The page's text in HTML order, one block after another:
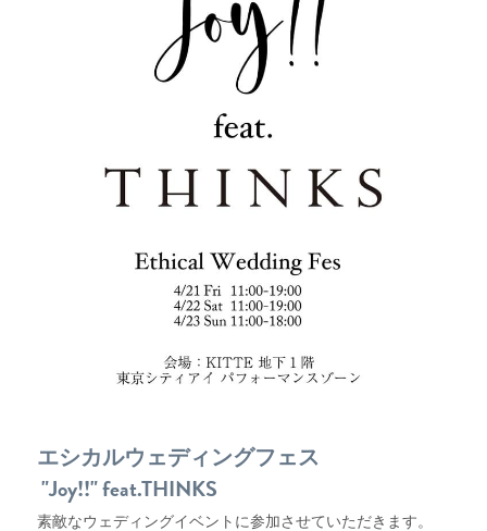
エシカルウェディングフェス
"Joy!!" feat.THINKS
素敵なウェディングイベントに参加させていただきます。